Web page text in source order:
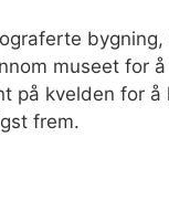
bygning,
museet for
på kvelden for å
frem.